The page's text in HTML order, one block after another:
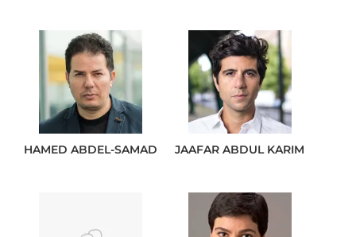
HAMEDABDEL-SAMAD JAAFARABDUL KARIM